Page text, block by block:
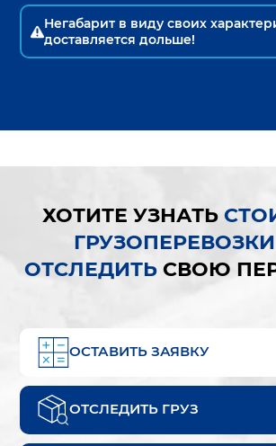
Негабарит в виду своих
доставляется дольше!
ХОТИТЕ УЗНАТЬ
ГРУЗОПЕРЕВОЗКИ
ОТСЛЕДИТЬ СВОЮ
ОСТАВИТЬ ЗАЯВКУ
ОТСЛЕДИТЬ ГРУЗ